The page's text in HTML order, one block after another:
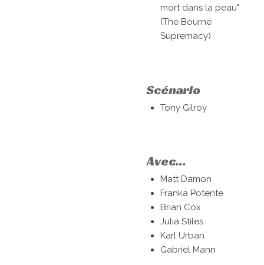
mort dans la peau"
(The Bourne
Supremacy)
Scénario
Tony Gilroy
Avec...
Matt Damon
Franka Potente
Brian Cox
Julia Stiles
Karl Urban
Gabriel Mann